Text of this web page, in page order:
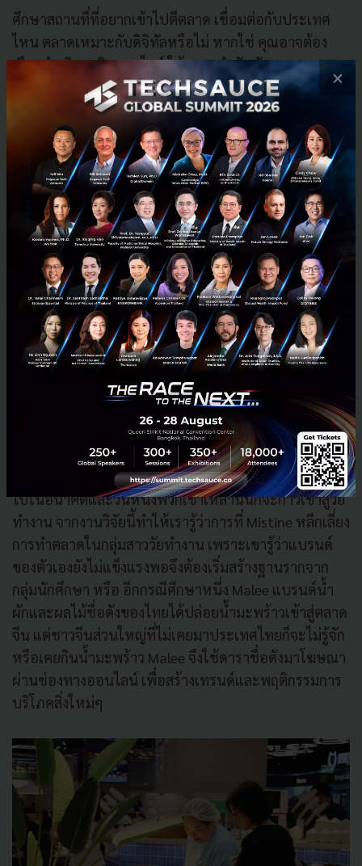
ศึกษาสถานที่ที่อยากเข้าไปตีตลาด เชื่อมต่อกับประเทศ
ไหน ตลาดเหมาะกับดิจิทัลหรือไม่ หากใช่ คุณอาจต้อง
เลือกดำเนินธุรกิจออนไลน์ ให้ความสำคัญกับ e-
commerce และมีหน้าร้านเพื่อขยายประสบการณ์แก่
3.สร้างตัวตนแบรนด์
หากคุณไปบุกตลาดจีน มีโอกาสเป็นไปได้ว่าจะมีคู่แข่งที่มี
สินค้าเหมือนกันอยู่แล้ว แต่อย่าเพิ่งกลัว ลูกค้าชาวจีนมี
ความหลากหลายและมีความรู้ในการเลือกสินค้าที่มี
คุณภาพให้แก่ตัวเอง ถ้าคุณสร้างความเชื่อมั่นในเบรนด์ได้
ลูกค้าก็จะอยู่กับคุณตลอดไป
สินค้าของไทยค่อนข้างมีความเป็นเอกลักษณ์และผู้
ประกอบการก็สามารถปรับตัวได้ดี ตัวอย่างเช่น Mistine
ซึ่งเป็นแบรนด์เครื่องสำอางชั้นนำของไทย ได้ไปเปิดหน้า
ร้านแรกที่เซียงไฮ้ แทนที่ Mistine จะทำการโฆษณาให้แก่
ผู้หญิงวัยทำงานแต่กลับไปที่มหาลัยและสอนวิธีการแต่ง
หน้าให้แก่นักศึกษา เพราะพวกเขารู้ว่าหากผู้บริโภคเริ่มใช้
แบรนด์ใดเป็นแบรนด์แรกพวกเขาจะมีแนวโน้มที่จะใช้ต่อ
ไปในอนาคตและวันหนึ่งพวกเขาเหล่านั้นก็จะก้าวเข้าสู่วัย
ทำงาน จากงานวิจัยนี้ทำให้เรารู้ว่าการที่ Mistine หลีกเลี่ยง
การทำตลาดในกลุ่มสาววัยทำงาน เพราะเขารู้ว่าแบรนด์
ของตัวเองยังไม่แข็งแรงพอจึงต้องเริ่มสร้างฐานรากจาก
กลุ่มนักศึกษา หรือ อีกกรณีศึกษาหนึ่ง Malee แบรนด์น้ำ
ผักและผลไม้ชื่อดังของไทยได้ปล่อยน้ำมะพร้าวเข้าสู่ตลาด
จีน แต่ชาวจีนส่วนใหญ่ที่ไม่เคยมาประเทศไทยก็จะไม่รู้จัก
หรือเคยกินน้ำมะพร้าว Malee จึงใช้ดาราชื่อดังมาโฆษณา
ผ่านช่องทางออนไลน์ เพื่อสร้างเทรนด์และพฤติกรรมการ
บริโภคสิ่งใหม่ๆ
×